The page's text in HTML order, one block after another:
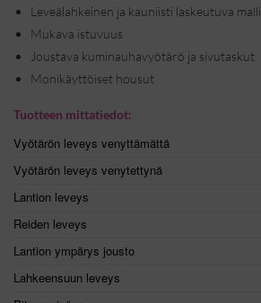
Leveälahkeinen ja kauniisti laskeutuva malli
Mukava istuvuus
Joustava kuminauhavyötärö ja sivutaskut
Monikäyttöiset housut
Tuotteen mittatiedot:
Vyötärön leveys venyttämättä
Vyötärön leveys venytettynä
Lantion leveys
Reiden leveys
Lantion ympärys jousto
Lahkeensuun leveys